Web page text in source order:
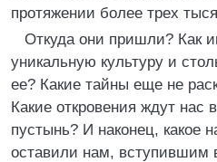
протяжении более трех
Откуда они пришли? Как
уникальную культуру и
ее? Какие тайны еще не
Какие откровения ждут нас
пустынь? И наконец, какое
оставили нам, вступившим